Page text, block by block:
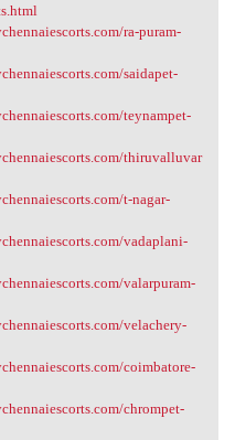
ra-puram-
saidapet-
teynampet-
thiruvalluvar
t-nagar-
vadaplani-
valarpuram-
velachery-
coimbatore-
chrompet-